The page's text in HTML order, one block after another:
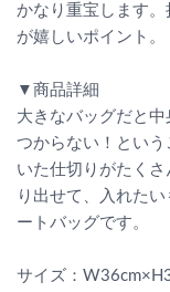
かなり重宝します
が嬉しいポイント。
▼商品詳細
大きなバッグだと
つからない！という
いた仕切りがたく
り出せて、入れた
ートバッグです。
サイズ：